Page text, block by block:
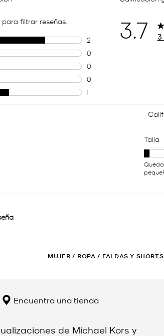
MUJER / ROPA / FALDAS Y SHORTS
Encuentra una tienda
de Michael Kors y